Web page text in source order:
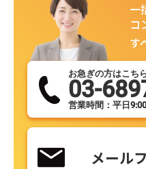
一
コ
す
お急ぎの方はこち
03-
営業時間：平日
メール